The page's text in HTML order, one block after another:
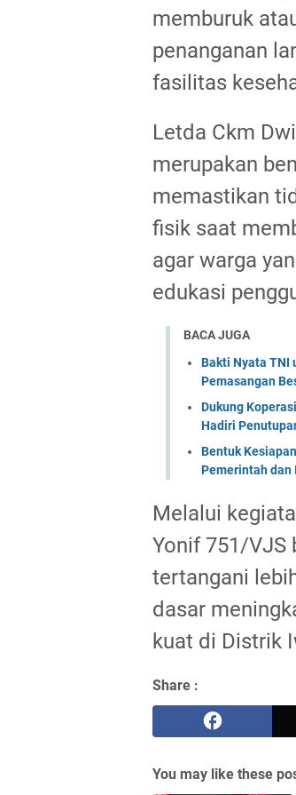
memburuk
penanganan
fasilitas
Letda Ckm
merupakan
memastikan
fisik saat
agar warga
edukasi
BACA JUGA
Bakti Nyata TNI
Pemasangan
Dukung
Hadiri
Bentuk
Pemerintah dan
Melalui
Yonif 751/VJS
tertangani
dasar
kuat di Distrik
Share :
You may like these